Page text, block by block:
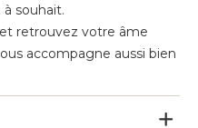
souhait.
retrouvez votre âme
accompagne aussi bien